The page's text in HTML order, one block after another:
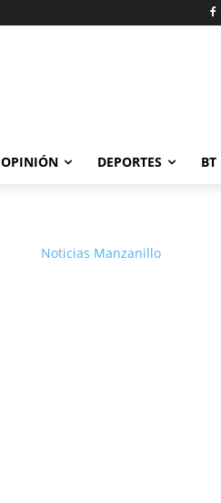
OPINIÓN DEPORTES BT
Noticias Manzanillo